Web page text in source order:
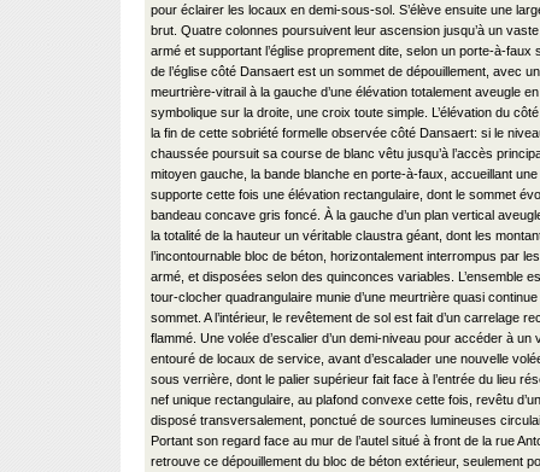
pour éclairer les locaux en demi-sous-sol. S’élève ensuite une
brut. Quatre colonnes poursuivent leur ascension jusqu’à un
armé et supportant l’église proprement dite, selon un porte-à-faux
de l’église côté Dansaert est un sommet de dépouillement, avec
meurtrière-vitrail à la gauche d’une élévation totalement aveugle
symbolique sur la droite, une croix toute simple. L’élévation du
la fin de cette sobriété formelle observée côté Dansaert: si le
chaussée poursuit sa course de blanc vêtu jusqu’à l’accès
mitoyen gauche, la bande blanche en porte-à-faux, accueillant
supporte cette fois une élévation rectangulaire, dont le sommet
bandeau concave gris foncé. À la gauche d’un plan vertical
la totalité de la hauteur un véritable claustra géant, dont les
l’incontournable bloc de béton, horizontalement interrompus par
armé, et disposées selon des quinconces variables. L’ensemble
tour-clocher quadrangulaire munie d’une meurtrière quasi continue
sommet. A l’intérieur, le revêtement de sol est fait d’un carrelage
flammé. Une volée d’escalier d’un demi-niveau pour accéder à un
entouré de locaux de service, avant d’escalader une nouvelle
sous verrière, dont le palier supérieur fait face à l’entrée du lieu
nef unique rectangulaire, au plafond convexe cette fois, revêtu
disposé transversalement, ponctué de sources lumineuses
Portant son regard face au mur de l’autel situé à front de la rue
retrouve ce dépouillement du bloc de béton extérieur, seulement